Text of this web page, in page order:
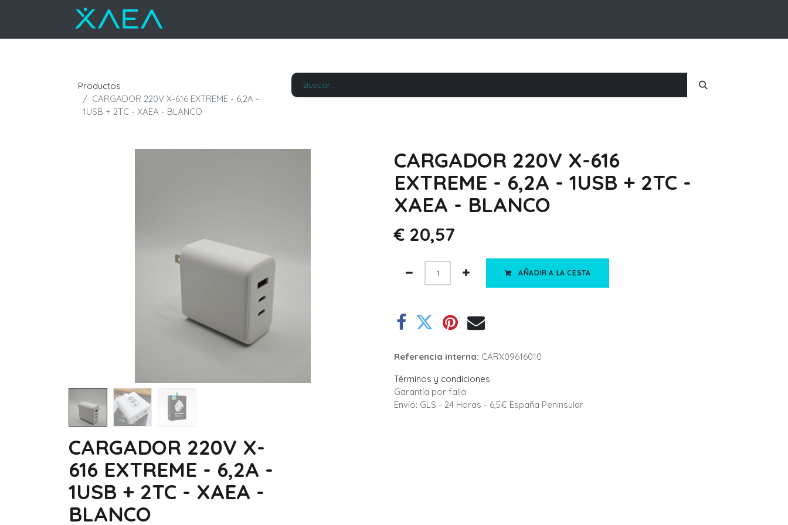
Productos
CARGADOR 220V X-616 EXTREME - 6,2A -
1USB + 2TC - XAEA - BLANCO
CARGADOR 220V X-616
EXTREME - 6,2A - 1USB + 2TC -
XAEA - BLANCO
€ 20,57
AÑADIR A LA CESTA
Referencia interna: CARX09616010
Términos y condiciones
Garantía por falla
Envío: GLS - 24 Horas - 6,5€ España Peninsular
CARGADOR 220V X-
616 EXTREME - 6,2A -
1USB + 2TC - XAEA -
BLANCO